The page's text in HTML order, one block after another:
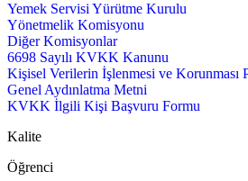
Yemek Servisi Yürütme Kurulu
Yönetmelik Komisyonu
Diğer Komisyonlar
6698 Sayılı KVKK Kanunu
Kişisel Verilerin İşlenmesi ve Korunması
Genel Aydınlatma Metni
KVKK İlgili Kişi Başvuru Formu
Kalite
Öğrenci